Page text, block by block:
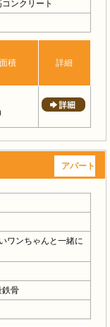
ンクリート
積 詳細
アパート
ワンちゃんと一緒に
鉄骨